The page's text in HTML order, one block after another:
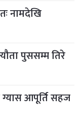
नामदेखि
पुससम्म तिरे
ग्यास आपूर्ति सहज